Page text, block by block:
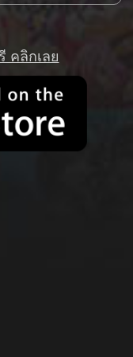
คลิกเลย